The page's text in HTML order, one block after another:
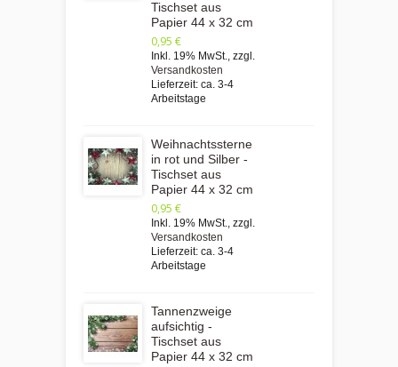
Tischset aus
Papier 44 x 32 cm
0,95 €
Inkl. 19% MwSt., zzgl.
Versandkosten
Lieferzeit: ca. 3-4
Arbeitstage
Weihnachtssterne
in rot und Silber -
Tischset aus
Papier 44 x 32 cm
0,95 €
Inkl. 19% MwSt., zzgl.
Versandkosten
Lieferzeit: ca. 3-4
Arbeitstage
Tannenzweige
aufsichtig -
Tischset aus
Papier 44 x 32 cm